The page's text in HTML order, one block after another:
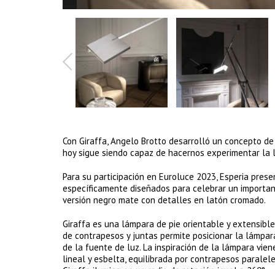
Con Giraffa, Angelo Brotto desarrolló un concepto
hoy sigue siendo capaz de hacernos experimentar
Para su participación en Euroluce 2023, Esperia
específicamente diseñados para celebrar un
versión negro mate con detalles en latón cromado.
Giraffa es una lámpara de pie orientable y
de contrapesos y juntas permite posicionar la
de la fuente de luz. La inspiración de la lámpara
lineal y esbelta, equilibrada por contrapesos